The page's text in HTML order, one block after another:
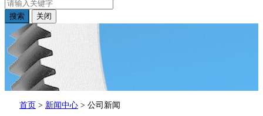
搜索 关闭
首页 > 新闻中心 > 公司新闻